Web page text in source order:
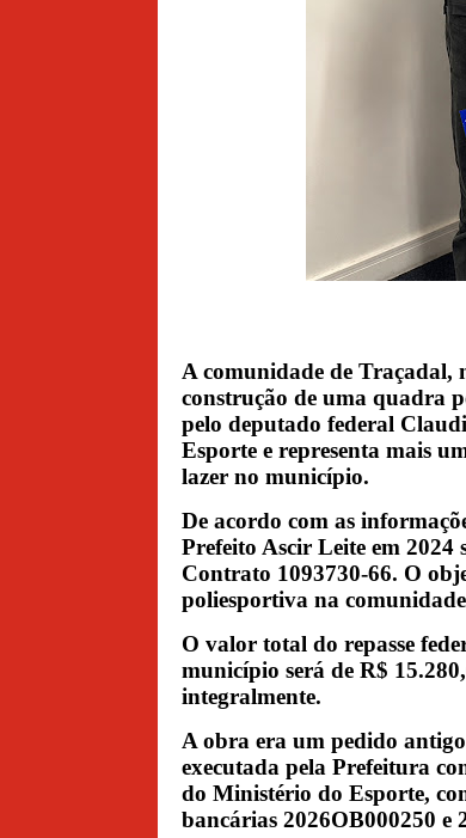
A comunidade de
construção de uma quadra
pelo deputado federal
Esporte e representa mais
lazer no município.
De acordo com as
Prefeito Ascir Leite em 2024
Contrato 1093730-66. O
poliesportiva na
O valor total do repasse
município será de R$
integralmente.
A obra era um pedido
executada pela Prefeitura
do Ministério do Esporte,
bancárias 2026OB000250 e